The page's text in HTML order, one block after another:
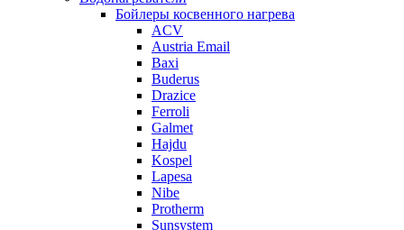
Бойлеры косвенного нагрева
ACV
Austria Email
Baxi
Buderus
Drazice
Ferroli
Galmet
Hajdu
Kospel
Lapesa
Nibe
Protherm
Sunsystem